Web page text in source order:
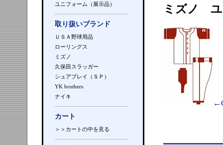
ユニフォーム（展示品）
取り扱いブランド
ＵＳＡ野球用品
ローリングス
ミズノ
久保田スラッガー
シュアプレイ（ＳＰ）
YK brothers
ナイキ
カート
＞＞カートの中を見る
ミズノ ユ